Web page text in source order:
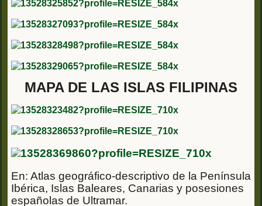
MAPA DE LAS ISLAS FILIPINAS
En: Atlas geográfico-descriptivo de la Península
Ibérica, Islas Baleares, Canarias y posesiones
españolas de Ultramar.